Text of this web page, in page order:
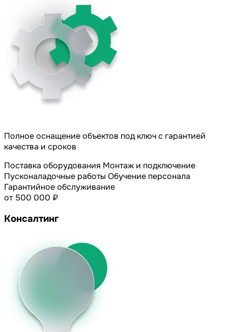
Полное оснащение объектов под ключ с гарантией
качества и сроков
Поставка оборудования Монтаж и подключение
Пусконаладочные работы Обучение персонала
Гарантийное обслуживание
от 500 000 ₽
Консалтинг